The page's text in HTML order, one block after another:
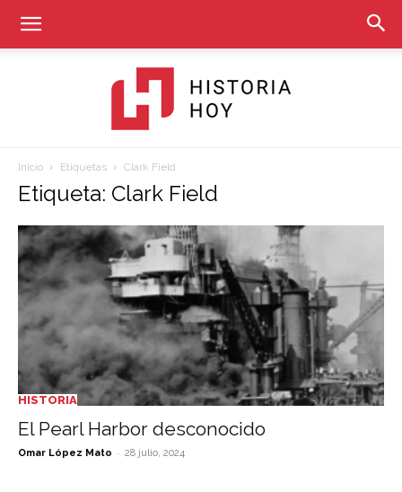
Hoy
Inicio Etiquetas Clark Field
Etiqueta: Clark Field
HISTORIA
El Pearl Harbor desconocido
Omar López Mato - 28 julio, 2024